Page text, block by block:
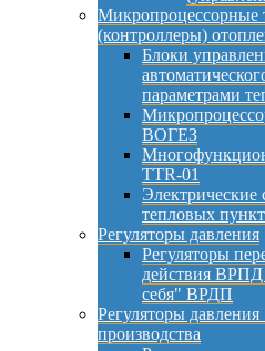
Микропроцессорные
(контроллеры)
Блоки
параметрами
ВОГЕЗ
TTR-01
Электрические
тепловых
Регуляторы давления
Регуляторы
действия ВРПД
себя" ВРДП
Регуляторы
производства